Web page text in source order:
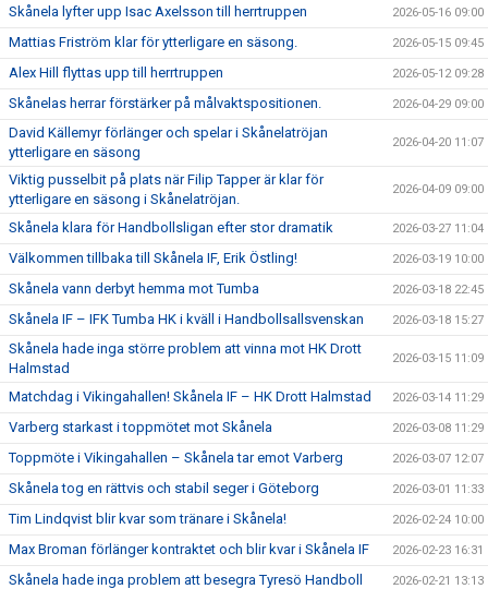
Skånela lyfter upp Isac Axelsson till herrtruppen 2026-05-16 09:00
Mattias Friström klar för ytterligare en säsong. 2026-05-15 09:45
Alex Hill flyttas upp till herrtruppen 2026-05-12 09:28
Skånelas herrar förstärker på målvaktspositionen. 2026-04-29 09:00
David Källemyr förlänger och spelar i Skånelatröjan
ytterligare en säsong
2026-04-20 11:07
Viktig pusselbit på plats när Filip Tapper är klar för
ytterligare en säsong i Skånelatröjan.
2026-04-09 09:00
Skånela klara för Handbollsligan efter stor dramatik 2026-03-27 11:04
Välkommen tillbaka till Skånela IF, Erik Östling! 2026-03-19 10:00
Skånela vann derbyt hemma mot Tumba 2026-03-18 22:45
Skånela IF – IFK Tumba HK i kväll i Handbollsallsvenskan 2026-03-18 15:27
Skånela hade inga större problem att vinna mot HK Drott
Halmstad
2026-03-15 11:09
Matchdag i Vikingahallen! Skånela IF – HK Drott Halmstad 2026-03-14 11:29
Varberg starkast i toppmötet mot Skånela 2026-03-08 11:29
Toppmöte i Vikingahallen – Skånela tar emot Varberg 2026-03-07 12:07
Skånela tog en rättvis och stabil seger i Göteborg 2026-03-01 11:33
Tim Lindqvist blir kvar som tränare i Skånela! 2026-02-24 10:00
Max Broman förlänger kontraktet och blir kvar i Skånela IF 2026-02-23 16:31
Skånela hade inga problem att besegra Tyresö Handboll 2026-02-21 13:13